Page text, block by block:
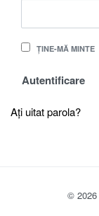
ȚINE-MĂ MINTE
Autentificare
Ați uitat parola?
© 2026